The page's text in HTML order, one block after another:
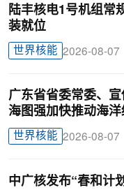
陆丰核电1号机组常
装就位
世界核能 2026-08-07
广东省省委常委、
海图强加快推动海
世界核能 2026-08-07
中广核发布“春和计